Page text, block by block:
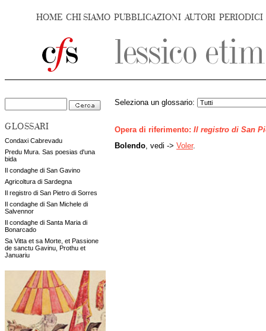
HOME CHI SIAMO PUBBLICAZIONI AUTORI PERIODICI
GLOSSARI
Condaxi Cabrevadu
Predu Mura. Sas poesias d'una
bida
Il condaghe di San Gavino
Agricoltura di Sardegna
Il registro di San Pietro di Sorres
Il condaghe di San Michele di
Salvennor
Il condaghe di Santa Maria di
Bonarcado
Sa Vitta et sa Morte, et Passione
de sanctu Gavinu, Prothu et
Januariu
Seleziona un glossario:
Opera di riferimento: Il registro di San
Bolendo , vedi -> Voler.